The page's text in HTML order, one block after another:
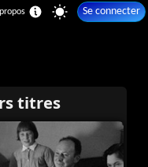
Se connecter